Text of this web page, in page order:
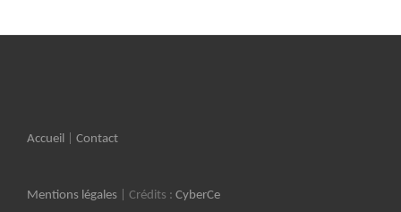
Accueil Contact
Mentions légales | Crédits : CyberCe